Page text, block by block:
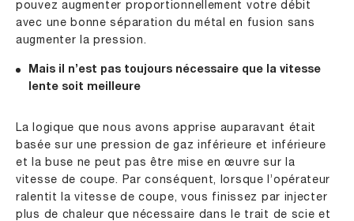
pouvez augmenter proportionnellement votre débit
avec une bonne séparation du métal en fusion sans
augmenter la pression.
Mais il n’est pas toujours nécessaire que la vitesse
lente soit meilleure
La logique que nous avons apprise auparavant était
basée sur une pression de gaz inférieure et inférieure
et la buse ne peut pas être mise en œuvre sur la
vitesse de coupe. Par conséquent, lorsque l’opérateur
ralentit la vitesse de coupe, vous finissez par injecter
plus de chaleur que nécessaire dans le trait de scie et